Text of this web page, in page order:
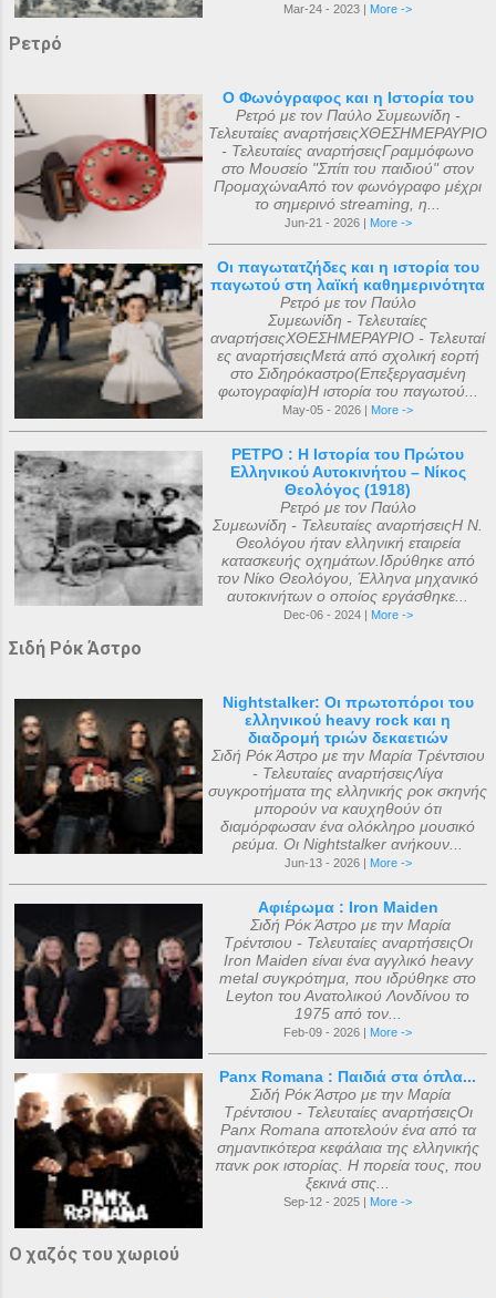
Mar-24 - 2023 | More ->
Ρετρό
Ο Φωνόγραφος και η Ιστορία του
Ρετρό με τον Παύλο Συμεωνίδη -
Τελευταίες αναρτήσειςΧΘΕΣΗΜΕΡΑΥΡΙΟ
- Τελευταίες αναρτήσειςΓραμμόφωνο
στο Μουσείο "Σπίτι του παιδιού" στον
ΠρομαχώναΑπό τον φωνόγραφο μέχρι
το σημερινό streaming, η...
Jun-21 - 2026 | More ->
Οι παγωτατζήδες και η ιστορία του
παγωτού στη λαϊκή καθημερινότητα
Ρετρό με τον Παύλο
Συμεωνίδη - Τελευταίες
αναρτήσειςΧΘΕΣΗΜΕΡΑΥΡΙΟ - Τελευταί
ες αναρτήσειςΜετά από σχολική εορτή
στο Σιδηρόκαστρο(Επεξεργασμένη
φωτογραφία)Η ιστορία του παγωτού...
May-05 - 2026 | More ->
ΡΕΤΡΟ : Η Ιστορία του Πρώτου
Ελληνικού Αυτοκινήτου – Νίκος
Θεολόγος (1918)
Ρετρό με τον Παύλο
Συμεωνίδη - Τελευταίες αναρτήσειςΗ Ν.
Θεολόγου ήταν ελληνική εταιρεία
κατασκευής οχημάτων.Ιδρύθηκε από
τον Νίκο Θεολόγου, Έλληνα μηχανικό
αυτοκινήτων ο οποίος εργάσθηκε...
Dec-06 - 2024 | More ->
Σιδή Ρόκ Άστρο
Nightstalker: Οι πρωτοπόροι του
ελληνικού heavy rock και η
διαδρομή τριών δεκαετιών
Σιδή Ρόκ Άστρο με την Μαρία Τρέντσιου
- Τελευταίες αναρτήσειςΛίγα
συγκροτήματα της ελληνικής ροκ σκηνής
μπορούν να καυχηθούν ότι
διαμόρφωσαν ένα ολόκληρο μουσικό
ρεύμα. Οι Nightstalker ανήκουν...
Jun-13 - 2026 | More ->
Αφιέρωμα : Iron Maiden
Σιδή Ρόκ Άστρο με την Μαρία
Τρέντσιου - Τελευταίες αναρτήσειςΟι
Iron Maiden είναι ένα αγγλικό heavy
metal συγκρότημα, που ιδρύθηκε στο
Leyton του Ανατολικού Λονδίνου το
1975 από τον...
Feb-09 - 2026 | More ->
Panx Romana : Παιδιά στα όπλα...
Σιδή Ρόκ Άστρο με την Μαρία
Τρέντσιου - Τελευταίες αναρτήσειςΟι
Panx Romana αποτελούν ένα από τα
σημαντικότερα κεφάλαια της ελληνικής
πανκ ροκ ιστορίας. Η πορεία τους, που
ξεκινά στις...
Sep-12 - 2025 | More ->
Ο χαζός του χωριού